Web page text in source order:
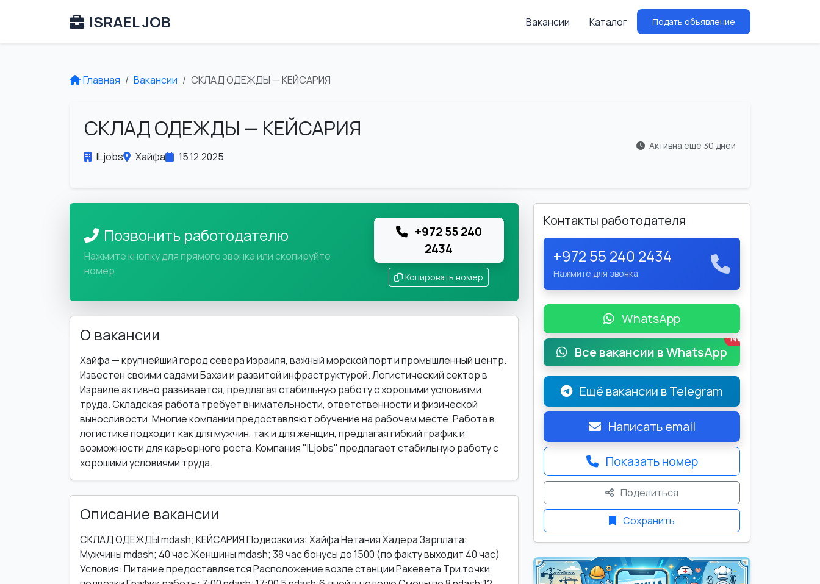
ISRAEL JOB Вакансии Каталог Подать объявление
Главная Вакансии СКЛАД ОДЕЖДЫ — КЕЙСАРИЯ
СКЛАД ОДЕЖДЫ — КЕЙСАРИЯ
ILjobs Хайфа 15.12.2025
Активна ещё 30 дней
Позвонить работодателю
Нажмите кнопку для прямого звонка или скопируйте
номер
+972 55 240
2434
Копировать номер
О вакансии
Хайфа — крупнейший город севера Израиля, важный морской порт и промышленный центр.
Известен своими садами Бахаи и развитой инфраструктурой. Логистический сектор в
Израиле активно развивается, предлагая стабильную работу с хорошими условиями
труда. Складская работа требует внимательности, ответственности и физической
выносливости. Многие компании предоставляют обучение на рабочем месте. Работа в
логистике подходит как для мужчин, так и для женщин, предлагая гибкий график и
возможности для карьерного роста. Компания "ILjobs" предлагает стабильную работу с
хорошими условиями труда.
Описание вакансии
СКЛАД ОДЕЖДЫ mdash; КЕЙСАРИЯ Подвозки из: Хайфа Нетания Хадера Зарплата:
Мужчины mdash; 40 час Женщины mdash; 38 час бонусы до 1500 (по факту выходит 40 час)
Условия: Питание предоставляется Расположение возле станции Ракевета Три точки
Контакты работодателя
+972 55 240 2434
Нажмите для звонка
WhatsApp
Все вакансии в WhatsApp
New
Ещё вакансии в Telegram
Написать email
Показать номер
Поделиться
Сохранить